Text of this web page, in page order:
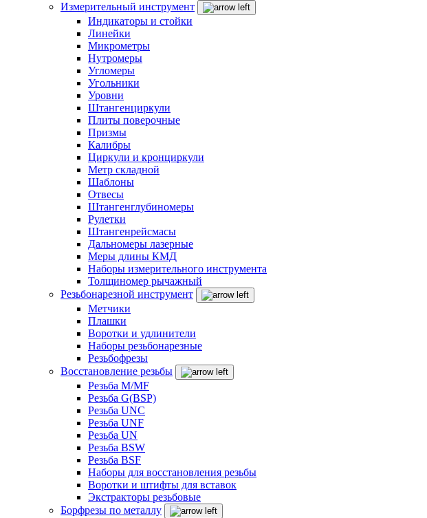
Измерительный инструмент
Индикаторы и стойки
Линейки
Микрометры
Нутромеры
Угломеры
Угольники
Уровни
Штангенциркули
Плиты поверочные
Призмы
Калибры
Циркули и кронциркули
Метр складной
Шаблоны
Отвесы
Штангенглубиномеры
Рулетки
Штангенрейсмасы
Дальномеры лазерные
Меры длины КМД
Наборы измерительного инструмента
Толщиномер рычажный
Резьбонарезной инструмент
Метчики
Плашки
Воротки и удлинители
Наборы резьбонарезные
Резьбофрезы
Восстановление резьбы
Резьба M/MF
Резьба G(BSP)
Резьба UNC
Резьба UNF
Резьба UN
Резьба BSW
Резьба BSF
Наборы для восстановления резьбы
Воротки и штифты для вставок
Экстракторы резьбовые
Борфрезы по металлу